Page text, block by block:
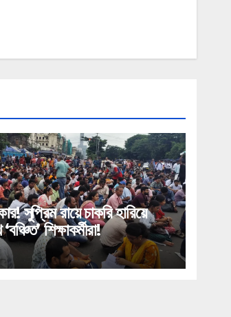
সুপ্রিম রায়ে চাকরি হারিয়ে
শিক্ষাকর্মীরা!